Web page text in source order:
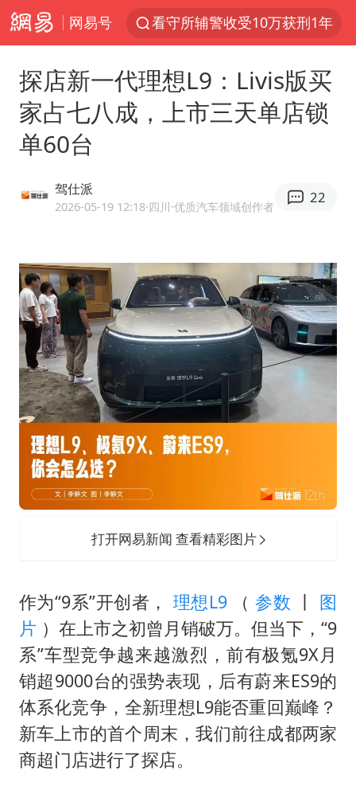
网易号
看守所辅警收受10万获刑1年
法国将禁止“未经同意的电话营销”
今年已有4位周星驰电影配角去世
把党建设得更加坚强有力
宇树科技王兴兴身家有望超200亿元
中国养老床位“三连降”
五粮液渠道价一箱上涨近百元
贵州轮胎子公司获美国退税8136万
CIA被曝已秘密设立古巴工作组
奋进开新局 实干挑大梁
探店新一代理想L9：Livis版买
家占七八成，上市三天单店锁
单60台
驾仕派
2026-05-19 12:18·四川·优质汽车领域创作者
22
打开网易新闻 查看精彩图片
作为“9系”开创者， 理想L9 （ 参数 丨
图
片 ）在上市之初曾月销破万。但当下，“9
系”车型竞争越来越激烈，前有极氪9X月
销超9000台的强势表现，后有蔚来ES9的
体系化竞争，全新理想L9能否重回巅峰？
新车上市的首个周末，我们前往成都两家
商超门店进行了探店。